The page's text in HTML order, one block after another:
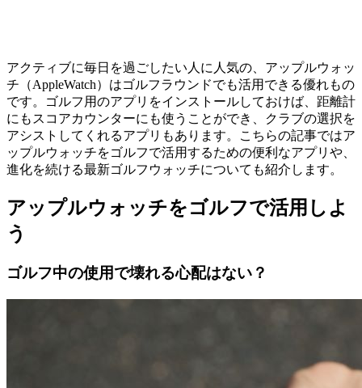
アクティブに毎日を過ごしたい人に人気の、アップルウォッ
チ（AppleWatch）はゴルフラウンドでも活用できる優れもの
です。ゴルフ用のアプリをインストールしておけば、距離計
にもスコアカウンターにも使うことができ、クラブの選択を
アシストしてくれるアプリもあります。こちらの記事ではア
ップルウォッチをゴルフで活用するための便利なアプリや、
進化を続ける最新ゴルフウォッチについても紹介します。
アップルウォッチをゴルフで活用しよ
う
ゴルフ中の使用で壊れる心配はない？